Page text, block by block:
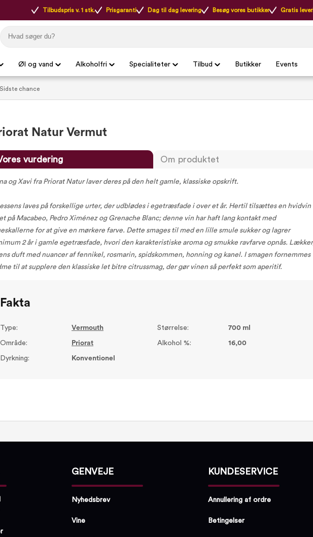
Tilbudspris v. 1 stk. Prisgaranti Dag til dag levering Besøg vores butikker Gratis
Øl og vand Alkoholfri Specialiteter Tilbud Butikker Events
Sidste chance
Natur Vermut
vurdering Om produktet
og Xavi fra Priorat Natur laver deres på den helt gamle, klassiske opskrift.
laves på forskellige urter, der udblødes i egetræsfade i over et år. Hertil tilsættes en hvidvin
på Macabeo, Pedro Ximénez og Grenache Blanc; denne vin har haft lang kontakt med
for at give en mørkere farve. Dette smages til med en lille smule sukker og lagrer
2 år i gamle egetræsfade, hvori den karakteristiske aroma og smukke ravfarve opnås.
duft med nuancer af fennikel, rosmarin, spidskommen, honning og kanel. I smagen fornemmes
til at supplere den klassiske let bitre citrussmag, der gør vinen så perfekt som aperitif.
Fakta
Type: Vermouth
Område: Priorat
Dyrkning: Konventionel
Størrelse: 700 ml
Alkohol %: 16,00
GENVEJE
Nyhedsbrev
Vine
KUNDESERVICE
Annullering af ordre
Betingelser